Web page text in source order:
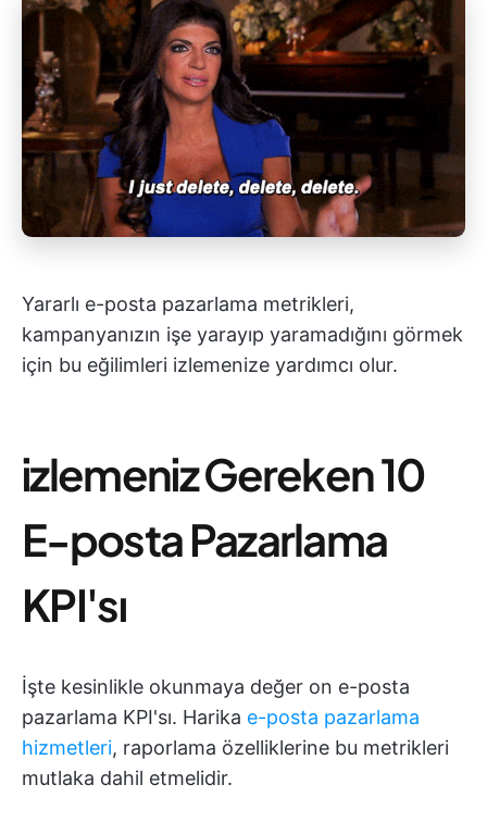
Yararlı e-posta pazarlama metrikleri,
kampanyanızın işe yarayıp yaramadığını görmek
için bu eğilimleri izlemenize yardımcı olur.
i̇zlemeniz Gereken 10
E-posta Pazarlama
KPI'sı
İşte kesinlikle okunmaya değer on e-posta
pazarlama KPI'sı. Harika e-posta pazarlama
hizmetleri, raporlama özelliklerine bu metrikleri
mutlaka dahil etmelidir.